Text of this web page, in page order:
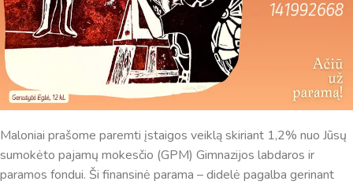
Maloniai prašome paremti įstaigos veiklą skiriant 1,2% nuo Jūsų
sumokėto pajamų mokesčio (GPM) Gimnazijos labdaros ir
paramos fondui. Ši finansinė parama – didelė pagalba gerinant